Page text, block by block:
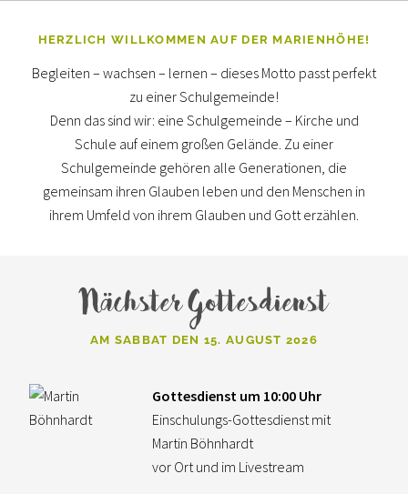
HERZLICH WILLKOMMEN AUF DER MARIENHÖHE!
Begleiten – wachsen – lernen – dieses Motto passt perfekt
zu einer Schulgemeinde!
Denn das sind wir: eine Schulgemeinde – Kirche und
Schule auf einem großen Gelände. Zu einer
Schulgemeinde gehören alle Generationen, die
gemeinsam ihren Glauben leben und den Menschen in
ihrem Umfeld von ihrem Glauben und Gott erzählen.
Nächster Gottesdienst
AM SABBAT DEN 15. AUGUST 2026
Gottesdienst um 10:00 Uhr
Einschulungs-Gottesdienst mit
Martin Böhnhardt
vor Ort und im Livestream